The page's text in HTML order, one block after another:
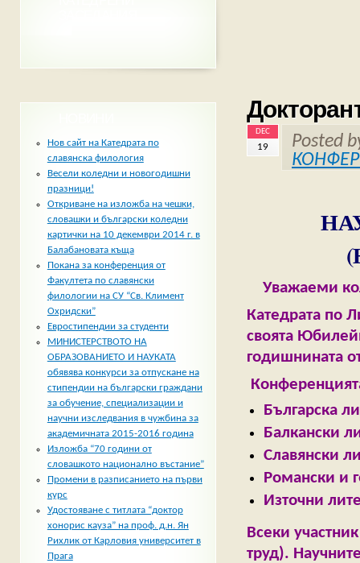
DEC
19
Posted
Уважаеми
Катедрата по
своята
го­диш­нината
Българска
Балкански
Славянски
Романски и
Източни
Всеки
труд).
Нов сайт на Катедрата по
славянска филология
Весели коледни и новогодишни
празници!
Откриване на изложба на чешки,
словашки и български коледни
картички на 10 декември 2014 г. в
Балабановата къща
Покана за конференция от
Факултета по славянски
филологии на СУ “Св. Климент
Охридски”
Евростипендии за студенти
МИНИСТЕРСТВОТО НА
ОБРАЗОВАНИЕТО И НАУКАТА
обявява конкурси за отпускане на
стипендии на български граждани
за обучение, специализации и
научни изследвания в чужбина за
академичната 2015-2016 година
Изложба “70 години от
словашкото национално въстание”
Промени в разписанието на първи
курс
Удостояване с титлата “доктор
хонорис кауза” на проф. д.н. Ян
Рихлик от Карловия университет в
Прага